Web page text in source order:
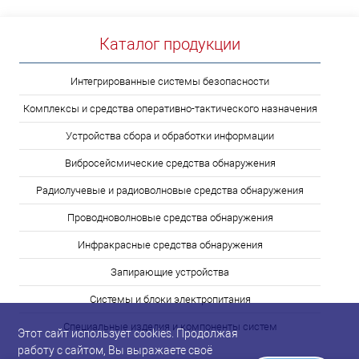
Каталог продукции
Интегрированные системы безопасности
Комплексы и средства оперативно-тактического назначения
Устройства сбора и обработки информации
Вибросейсмические средства обнаружения
Радиолучевые и радиоволновые средства обнаружения
Проводноволновые средства обнаружения
Инфракрасные средства обнаружения
Запирающие устройства
Системы и блоки электропитания
Специальные изделия и компоненты систем
Этот сайт использует cookies. Продолжая
работу с сайтом, Вы выражаете своё